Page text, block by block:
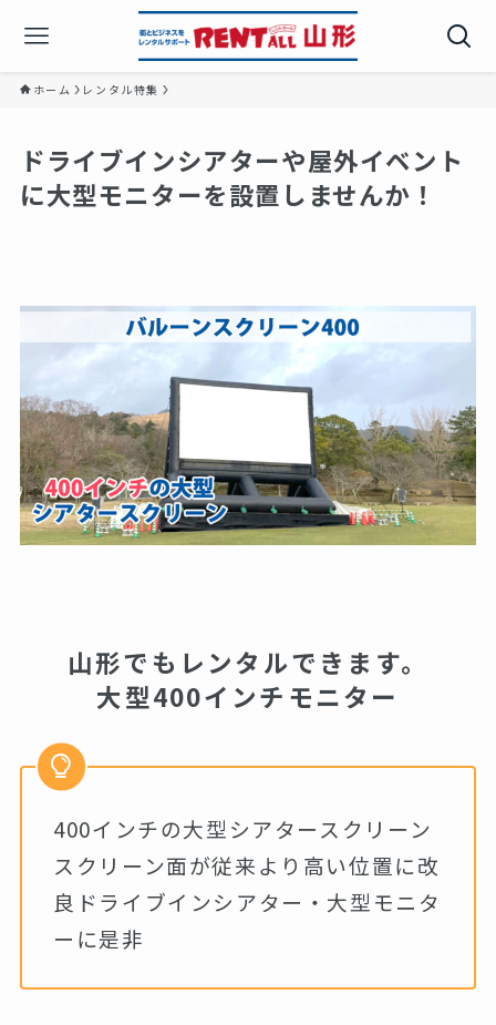
ホーム レンタル特集
ドライブインシアターや屋外イベント
に大型モニターを設置しませんか！
山形でもレンタルできます。
大型400インチモニター
400インチの大型シアタースクリーン
スクリーン面が従来より高い位置に改
良ドライブインシアター・大型モニタ
ーに是非